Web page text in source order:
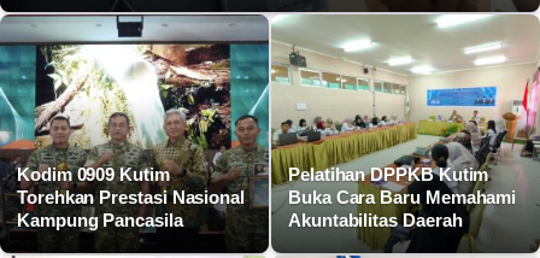
Kodim 0909 Kutim
Torehkan Prestasi Nasional
Kampung Pancasila
Pelatihan DPPKB Kutim
Buka Cara Baru Memahami
Akuntabilitas Daerah